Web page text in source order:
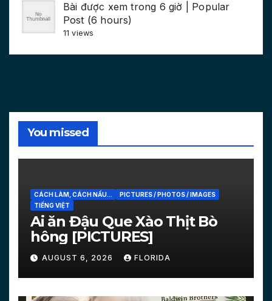
Bài được xem trong 6 giờ | Popular
Post (6 hours)
11 views
You missed
CÁCH LÀM, CÁCH NẤU...
PICTURES / PHOTOS / IMAGES
TIẾNG VIỆT
Ai ăn Đậu Que Xào Thịt Bò
hông [PICTURES]
AUGUST 6, 2026 FLORIDA